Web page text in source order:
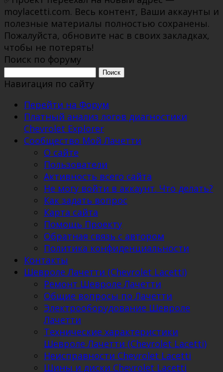
moylacetti.com. Весь контент, Ваши аккаунты и
полезные материалы полностью сохранены.
Пожалуйста, обновите нас в своих закладках,
чтобы не потерять!
Поиск по форуму
Поиск:
Навигация по сайту
Перейти на Форум
Платный анализ логов диагностики
Chevrolet Explorer
Сообщество Мой Лачетти
О сайте
Пользователи
Активность всего сайта
Не могу войти в аккаунт. Что делать?
Как задать вопрос
Карта сайта
Помощь Проекту
Обратная связь с автором
Политика конфиденциальности
Контакты
Шевроле Лачетти (Chevrolet Lacetti)
Ремонт Шевроле Лачетти
Общие вопросы по Лачетти
Электрооборудование Шевроле
Лачетти
Технические характеристики
Шевроле Лачетти (Chevrolet Lacetti)
Неисправности Chevrolet Lacetti
Шины и диски Chevrolet Lacetti